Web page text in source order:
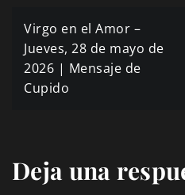
Navegación
de
entradas
Virgo en el Amor –
Jueves, 28 de mayo de
2026 | Mensaje de
Cupido
Deja una